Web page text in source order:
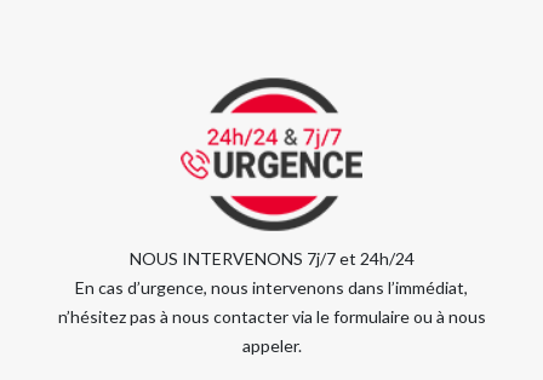
NOUS INTERVENONS 7j/7 et 24h/24
En cas d’urgence, nous intervenons dans l’immédiat,
n’hésitez pas à nous contacter via le formulaire ou à nous
appeler.